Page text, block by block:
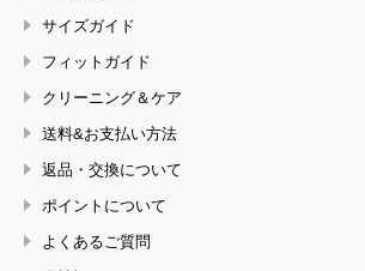
サイズガイド
フィットガイド
クリーニング＆ケア
送料&お支払い方法
返品・交換について
ポイントについて
よくあるご質問